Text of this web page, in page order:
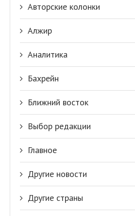
Авторские колонки
Алжир
Аналитика
Бахрейн
Ближний восток
Выбор редакции
Главное
Другие новости
Другие страны